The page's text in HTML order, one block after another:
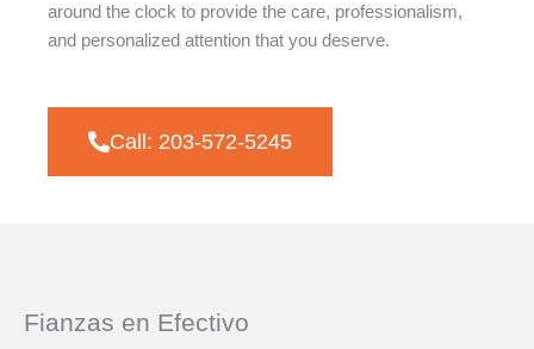
around the clock to provide the care, professionalism,
and personalized attention that you deserve.
Call: 203-572-5245
Fianzas en Efectivo